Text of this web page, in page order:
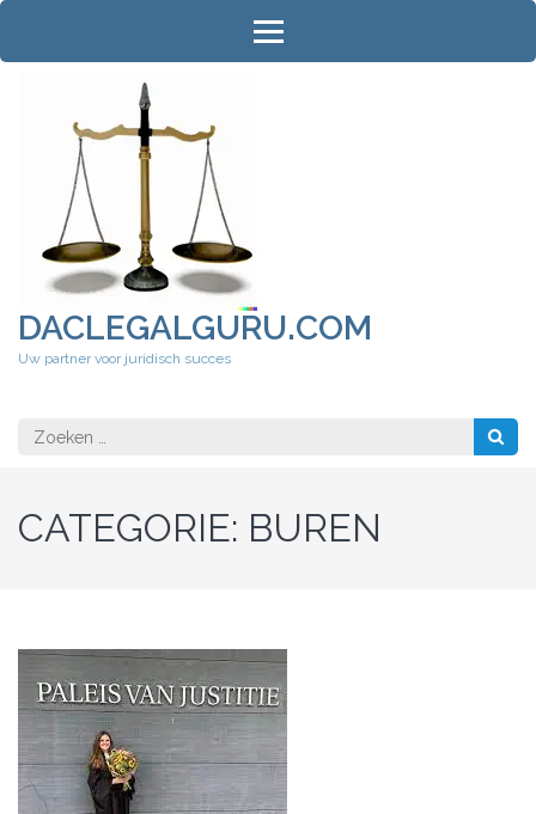
Ga
inhoud
DACLEGALGURU.COM
Uw partner voor juridisch succes
Zoeken
naar:
CATEGORIE: BUREN